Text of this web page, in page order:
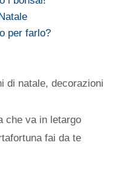
per farlo?
di natale,decorazioni
che va in letargo
fai da te